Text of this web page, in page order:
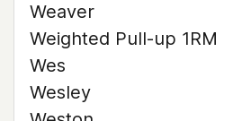
Weaver
Weighted Pull-up 1RM
Wes
Wesley